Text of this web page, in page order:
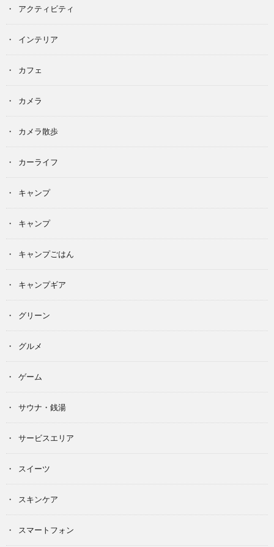
アクティビティ
インテリア
カフェ
カメラ
カメラ散歩
カーライフ
キャンプ
キャンプ
キャンプごはん
キャンプギア
グリーン
グルメ
ゲーム
サウナ・銭湯
サービスエリア
スイーツ
スキンケア
スマートフォン